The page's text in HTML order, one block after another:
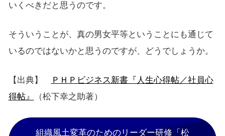
いくべきだと思うのです。
そういうことが、真の男女平等ということにも通じて
いるのではないかと思うのですが、どうでしょうか。
【出典】
ＰＨＰビジネス新書『人生心得帖／社員心
得帖』
（松下幸之助著）
組織風土変革のためのリーダー研修「松